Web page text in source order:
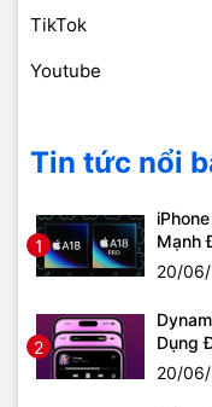
TikTok
Youtube
Tin tức nổi
1
Mạnh
20/
2
Dụng
20/